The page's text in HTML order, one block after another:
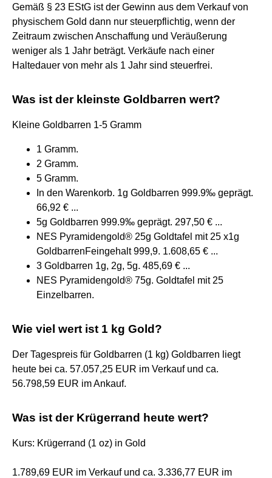
Gemäß § 23 EStG ist der Gewinn aus dem Verkauf von
physischem Gold dann nur steuerpflichtig, wenn der
Zeitraum zwischen Anschaffung und Veräußerung
weniger als 1 Jahr beträgt. Verkäufe nach einer
Haltedauer von mehr als 1 Jahr sind steuerfrei.
Was ist der kleinste Goldbarren wert?
Kleine Goldbarren 1-5 Gramm
1 Gramm.
2 Gramm.
5 Gramm.
In den Warenkorb. 1g Goldbarren 999.9‰ geprägt.
66,92 € ...
5g Goldbarren 999.9‰ geprägt. 297,50 € ...
NES Pyramidengold® 25g Goldtafel mit 25 x1g
GoldbarrenFeingehalt 999,9. 1.608,65 € ...
3 Goldbarren 1g, 2g, 5g. 485,69 € ...
NES Pyramidengold® 75g. Goldtafel mit 25
Einzelbarren.
Wie viel wert ist 1 kg Gold?
Der Tagespreis für Goldbarren (1 kg) Goldbarren liegt
heute bei ca. 57.057,25 EUR im Verkauf und ca.
56.798,59 EUR im Ankauf.
Was ist der Krügerrand heute wert?
Kurs: Krügerrand (1 oz) in Gold
1.789,69 EUR im Verkauf und ca. 3.336,77 EUR im